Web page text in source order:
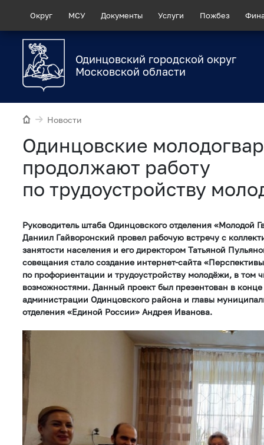
Округ МСУ Документы Услуги Пожбез
Одинцовский городской округ
Московской области
Новости
Одинцовские
продолжают работу
по трудоустройству
Руководитель штаба Одинцовского отделения «Молодой
Даниил Гайворонский провел рабочую встречу с
занятости населения и его директором Татьяной
совещания стало создание интернет-сайта
по профориентации и трудоустройству молодёжи, в том
возможностями. Данный проект был презентован в
администрации Одинцовского района и главы
отделения «Единой России» Андрея Иванова.